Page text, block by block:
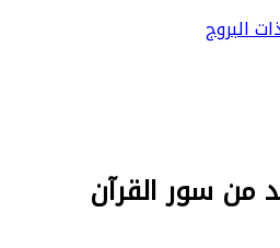
البروج
من سور القرآن